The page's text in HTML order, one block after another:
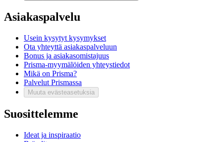
Asiakaspalvelu
Usein kysytyt kysymykset
Ota yhteyttä asiakaspalveluun
Bonus ja asiakasomistajuus
Prisma-myymälöiden yhteystiedot
Mikä on Prisma?
Palvelut Prismassa
Muuta evästeasetuksia
Suosittelemme
Ideat ja inspiraatio